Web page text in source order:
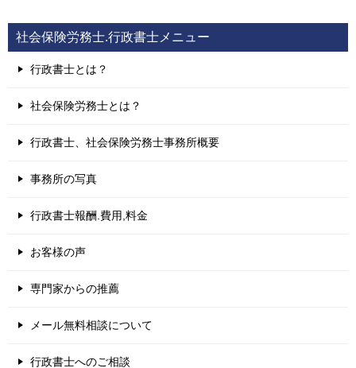
社会保険労務士.行政書士メニュー
行政書士とは？
社会保険労務士とは？
行政書士、社会保険労務士事務所概要
事務所の写真
行政書士報酬.費用,料金
お客様の声
専門家からの推薦
メール無料相談について
行政書士へのご相談